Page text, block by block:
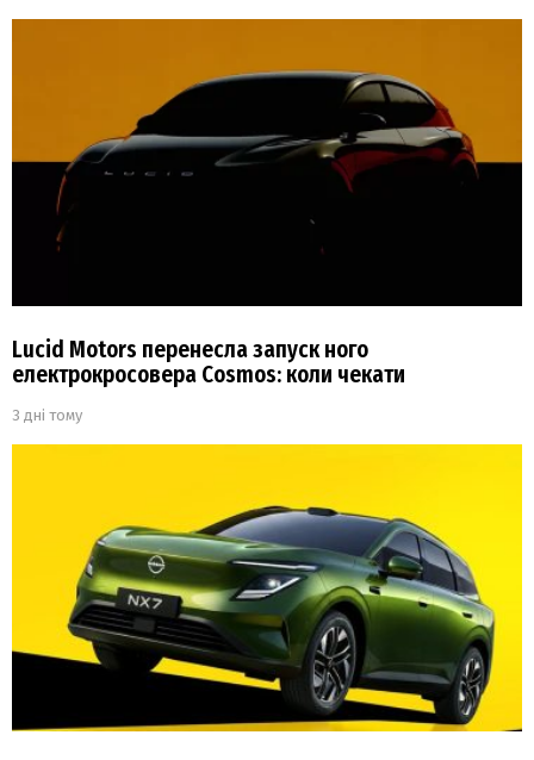
Lucid Motors перенесла запуск ного
електрокросовера Cosmos: коли чекати
3 дні тому